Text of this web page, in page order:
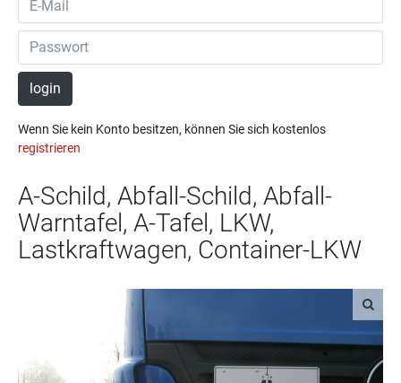
login
Wenn Sie kein Konto besitzen, können Sie sich kostenlos
registrieren
A-Schild, Abfall-Schild, Abfall-
Warntafel, A-Tafel, LKW,
Lastkraftwagen, Container-LKW